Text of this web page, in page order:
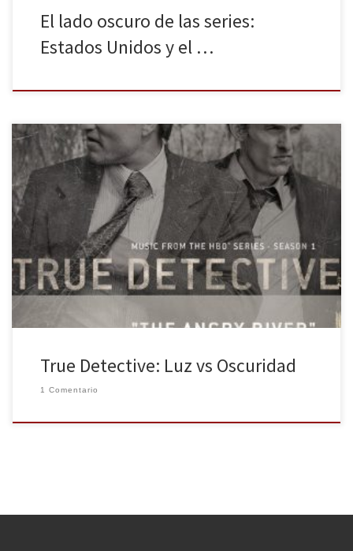
El lado oscuro de las series:
Estados Unidos y el …
Una semana después los espectadores continúan teorizando
sobre el episodio final de la primera temporada y las posibles
tramas de la próxima. Una serie tan comentada como en su día lo
fue Lost y con un club de fans tan frenéticos que incluso
colapsaron la website de HBO. Estoy contenta, […]
True Detective: Luz vs Oscuridad
1 Comentario